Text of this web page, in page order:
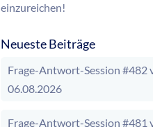
einzureichen!
Neueste Beiträge
Frage-Antwort-Session #482
06.08.2026
Frage-Antwort-Session #481